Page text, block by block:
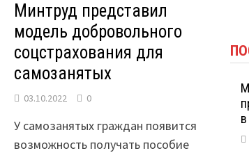
Минтруд представил
модель добровольного
соцстрахования для
самозанятых
03.10.2022 0
У самозанятых граждан появится
возможность получать пособие